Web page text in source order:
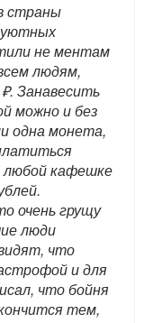
страны
уютных
не ментам
людям,
Занавесить
можно и без
одна монета,
любой кафешке
очень грущу
люди
что
и для
что бойня
тем,